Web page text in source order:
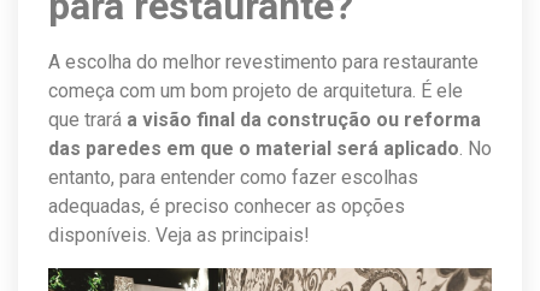
A escolha do melhor revestimento para restaurante
começa com um bom projeto de arquitetura. É ele
que trará a visão final da construção ou reforma
das paredes em que o material será aplicado. No
entanto, para entender como fazer escolhas
adequadas, é preciso conhecer as opções
disponíveis. Veja as principais!